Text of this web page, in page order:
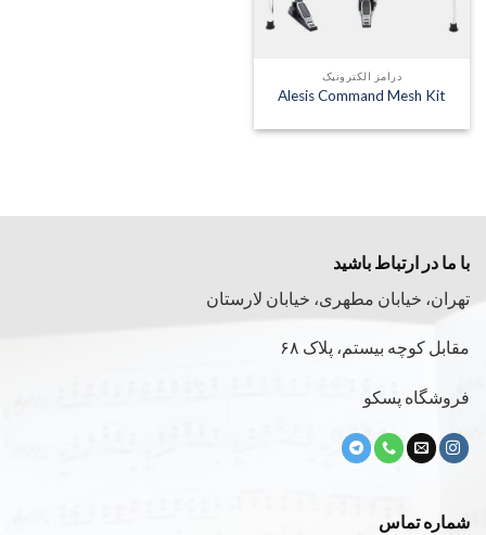
درامز الکترونیک
Alesis Command Mesh Kit
با ما در ارتباط باشید
تهران، خیابان مطهری، خیابان لارستان
مقابل کوچه بیستم، پلاک ۶۸
فروشگاه پسکو
شماره تماس